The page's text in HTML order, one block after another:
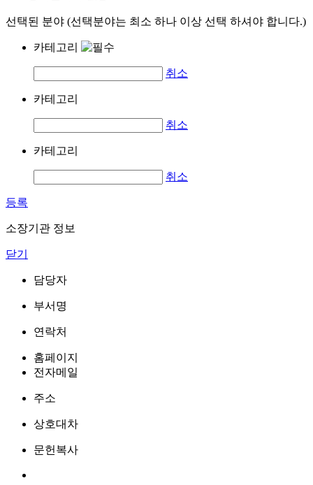
선택된 분야 (선택분야는 최소 하나 이상 선택 하셔야 합니다.)
카테고리
취소
카테고리
취소
카테고리
취소
등록
소장기관 정보
닫기
담당자
부서명
연락처
홈페이지
전자메일
주소
상호대차
문헌복사